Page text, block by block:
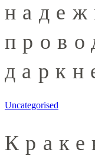
Uncategorised